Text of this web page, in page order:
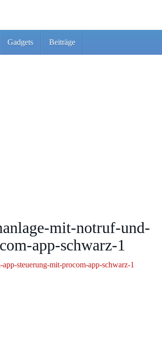
Gadgets Beiträge
mit-notruf-und-
app-schwarz-1